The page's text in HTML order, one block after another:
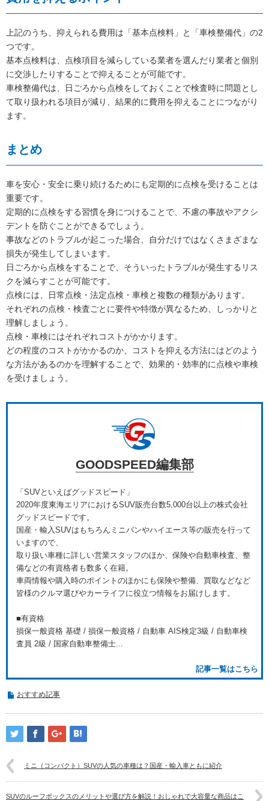
上記のうち、抑えられる費用は「基本点検料」と「車検整備代」の2
つです。
基本点検料は、点検項目を減らしている業者を選んだり業者と個別
に交渉したりすることで抑えることが可能です。
車検整備代は、日ごろから点検をしておくことで検査時に問題とし
て取り扱われる項目が減り、結果的に費用を抑えることにつながり
ます。
まとめ
車を安心・安全に乗り続けるためにも定期的に点検を受けることは
重要です。
定期的に点検をする習慣を身につけることで、不慮の事故やアクシ
デントを防ぐことができるでしょう。
事故などのトラブルが起こった場合、自分だけではなくさまざまな
損失が発生してしまいます。
日ごろから点検をすることで、そういったトラブルが発生するリス
クを減らすことが可能です。
点検には、日常点検・法定点検・車検と複数の種類があります。
それぞれの点検・検査ごとに要件や特徴が異なるため、しっかりと
理解しましょう。
点検・車検にはそれぞれコストがかかります。
どの程度のコストがかかるのか、コストを抑える方法にはどのよう
な方法があるのかを理解することで、効果的・効率的に点検や車検
を受けましょう。
GOODSPEED編集部
「SUVといえばグッドスピード」
2020年度東海エリアにおけるSUV販売台数5,000台以上の株式会社
グッドスピードです。
国産・輸入SUVはもちろんミニバンやハイエース等の販売を行って
いますので、
取り扱い車種に詳しい営業スタッフのほか、保険や自動車検査、整
備などの有資格者も数多く在籍。
車両情報や購入時のポイントのほかにも保険や整備、買取などなど
皆様のクルマ選びやカーライフに役立つ情報をお届けします。
■有資格
損保一般資格 基礎 / 損保一般資格 / 自動車 AIS検定3級 / 自動車検
査員 2級 / 国家自動車整備士...
記事一覧はこちら
おすすめ記事
ミニ（コンパクト）SUVの人気の車種は？国産・輸入車ともに紹介
SUVのルーフボックスのメリットや選び方を解説！おしゃれで大容量な商品はこ